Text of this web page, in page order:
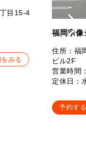
目15-4
みる
福岡宗像
住所：福
ビル2F
営業時
定休日：
予約す